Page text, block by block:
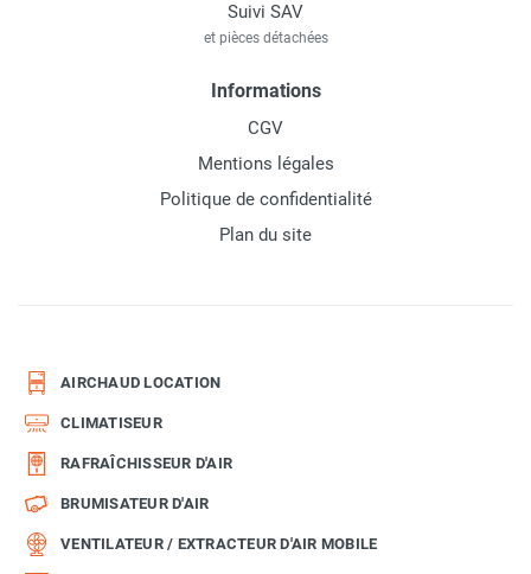
Suivi SAV
et pièces détachées
Informations
CGV
Mentions légales
Politique de confidentialité
Plan du site
AIRCHAUD LOCATION
CLIMATISEUR
RAFRAÎCHISSEUR D'AIR
BRUMISATEUR D'AIR
VENTILATEUR / EXTRACTEUR D'AIR MOBILE